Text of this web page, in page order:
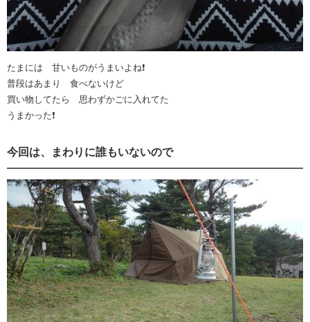
たまには 甘いものがうまいよね❗
普段はあまり 食べないけど
買い物してたら 思わずかごに入れてた
うまかった❗
今回は、まわりに誰もいないので